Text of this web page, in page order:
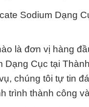
Sodium Dạng
là đơn vị hàng
Cục tại
chúng tôi tự tin
trình thành công